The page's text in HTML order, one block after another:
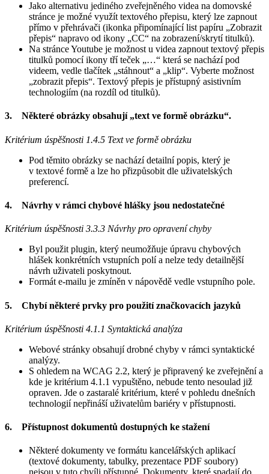
Jako alternativu jediného zveřejněného videa na domovské
stránce je možné využít textového přepisu, který lze zapnout
přímo v přehrávači (ikonka připomínající list papíru „Zobrazit
přepis“ napravo od ikony „CC“ na zobrazení/skrytí titulků).
Na stránce Youtube je možnost u videa zapnout textový přepis
titulků pomocí ikony tří teček „…“ která se nachází pod
videem, vedle tlačítek „stáhnout“ a „klip“. Vyberte možnost
„zobrazit přepis“. Textový přepis je přístupný asistivním
technologiím (na rozdíl od titulků).
3. Některé obrázky obsahují „text ve formě obrázku“.
Kritérium úspěšnosti 1.4.5 Text ve formě obrázku
Pod těmito obrázky se nachází detailní popis, který je
v textové formě a lze ho přizpůsobit dle uživatelských
preferencí.
4. Návrhy v rámci chybové hlášky jsou nedostatečné
Kritérium úspěšnosti 3.3.3 Návrhy pro opravení chyby
Byl použit plugin, který neumožňuje úpravu chybových
hlášek konkrétních vstupních polí a nelze tedy detailnější
návrh uživateli poskytnout.
Formát e-mailu je zmíněn v nápovědě vedle vstupního pole.
5. Chybí některé prvky pro použití značkovacích jazyků
Kritérium úspěšnosti 4.1.1 Syntaktická analýza
Webové stránky obsahují drobné chyby v rámci syntaktické
analýzy.
S ohledem na WCAG 2.2, který je připravený ke zveřejnění a
kde je kritérium 4.1.1 vypuštěno, nebude tento nesoulad již
opraven. Jde o zastaralé kritérium, které v pohledu dnešních
technologií nepřináší uživatelům bariéry v přístupnosti.
6. Přístupnost dokumentů dostupných ke stažení
Některé dokumenty ve formátu kancelářských aplikací
(textové dokumenty, tabulky, prezentace PDF soubory)